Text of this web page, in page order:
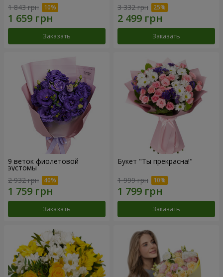
1 843 грн
Заказать
3 332 грн
Заказать
9 веток фиолетовой
эустомы
2 932 грн
Заказать
Букет "Ты прекрасна!"
1 999 грн
Заказать